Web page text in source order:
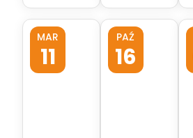
MAR
11
PAŹ
16